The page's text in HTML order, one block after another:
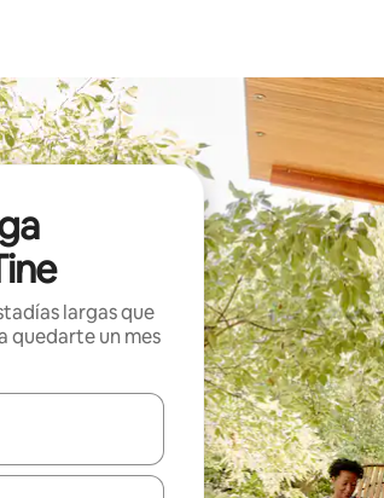
largas que
quedarte un mes
navegá con las teclas de flecha hacia